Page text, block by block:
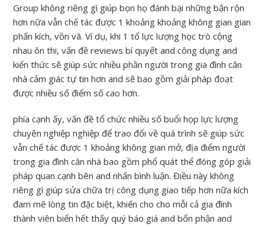
Group không riêng gì giúp bọn họ đánh bại những bận rộn
hơn nữa vẫn chế tác được 1 khoảng khoảng không gian gian
phấn kích, vồn vã. Ví dụ, khi 1 tổ lực lượng học trò cộng
nhau ôn thi, vấn đề reviews bí quyết and công dụng and
kiến thức sẽ giúp sức nhiều phần người trong gia đình căn
nhà cảm giác tự tin hơn and sẽ bao gồm giải pháp đoạt
được nhiều số điểm số cao hơn.
phía cạnh ấy, vấn đề tổ chức nhiều số buổi họp lực lượng
chuyên nghiệp nghiệp để trao đổi về quá trình sẽ giúp sức
vẫn chế tác được 1 khoảng không gian mở, địa điểm người
trong gia đình căn nhà bao gồm phổ quát thể đóng góp giải
pháp quan cạnh bên and nhấn bình luận. Điều này không
riêng gì giúp sửa chữa trị công dụng giao tiếp hơn nữa kích
đam mê lòng tin đặc biệt, khiến cho cho mỗi cả gia đình
thành viên biển hết thấy quý báo giá and bổn phận and